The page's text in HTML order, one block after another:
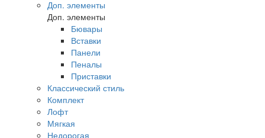
Доп. элементы
Доп. элементы
Бювары
Вставки
Панели
Пеналы
Приставки
Классический стиль
Комплект
Лофт
Мягкая
Недорогая